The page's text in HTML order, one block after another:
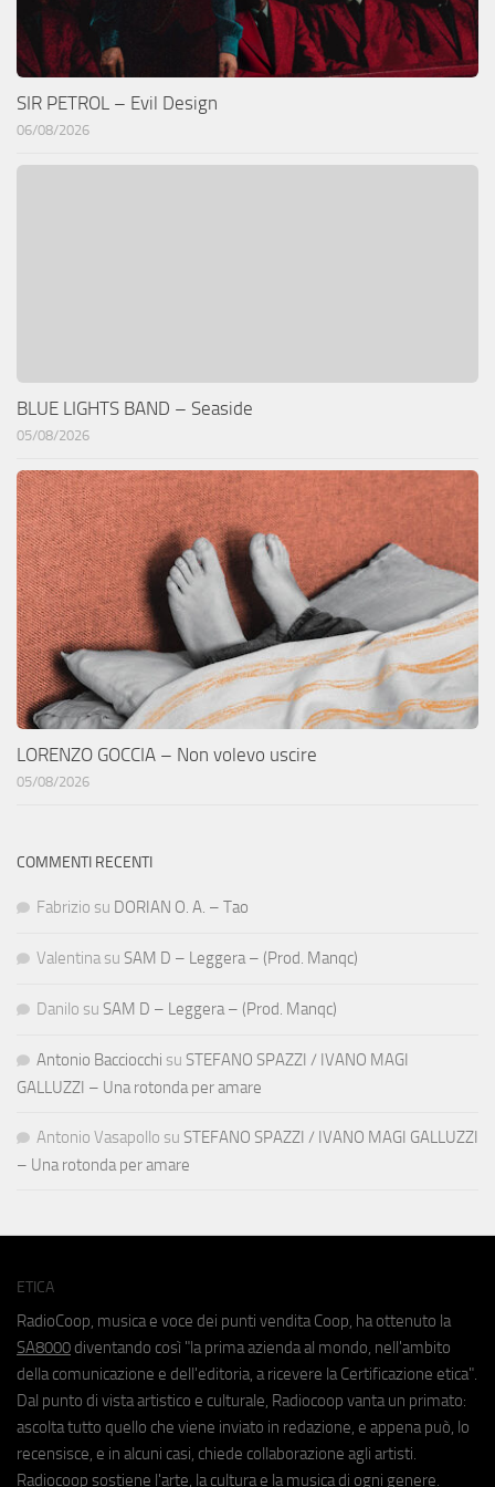
SIR PETROL – Evil Design
06/08/2026
BLUE LIGHTS BAND – Seaside
05/08/2026
LORENZO GOCCIA – Non volevo uscire
05/08/2026
COMMENTI RECENTI
Fabrizio su DORIAN O. A. – Tao
Valentina su SAM D – Leggera – (Prod. Manqc)
Danilo su SAM D – Leggera – (Prod. Manqc)
Antonio Bacciocchi su STEFANO SPAZZI / IVANO MAGI
GALLUZZI – Una rotonda per amare
Antonio Vasapollo su STEFANO SPAZZI / IVANO MAGI GALLUZZI
– Una rotonda per amare
ETICA
RadioCoop, musica e voce dei punti vendita Coop, ha ottenuto la
SA8000 diventando così "la prima azienda al mondo, nell'ambito
della comunicazione e dell'editoria, a ricevere la Certificazione etica".
Dal punto di vista artistico e culturale, Radiocoop vanta un primato:
ascolta tutto quello che viene inviato in redazione, e appena può, lo
recensisce, e in alcuni casi, chiede collaborazione agli artisti.
Radiocoop sostiene l'arte, la cultura e la musica di ogni genere.